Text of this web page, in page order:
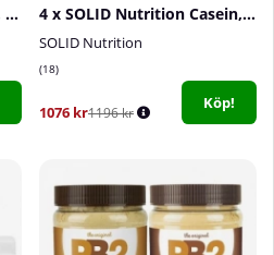
4 x SOLID Nutrition Whey, 750 g 4 x SOLID Nutrition Casein, 750 g
SOLID Nutrition
18
1076 kr1196 kr
Köp!